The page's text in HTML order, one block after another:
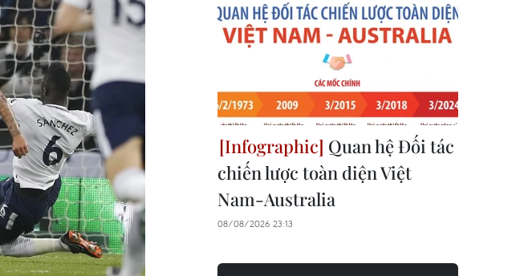
Quan hệ Đối tác
chiến lược toàn diện Việt
Nam-Australia
08/08/2026 23:13